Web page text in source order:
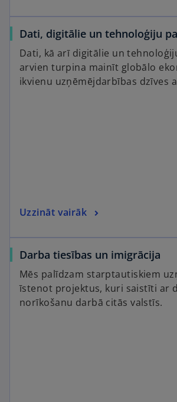
Dati, digitālie un tehnoloģiju
Dati, kā arī digitālie un
arvien turpina mainīt globālo
ikvienu uzņēmējdarbības dzīves
Uzzināt vairāk
Darba tiesības un imigrācija
Mēs palīdzam starptautiskiem
īstenot projektus, kuri saistīti ar
norīkošanu darbā citās valstīs.